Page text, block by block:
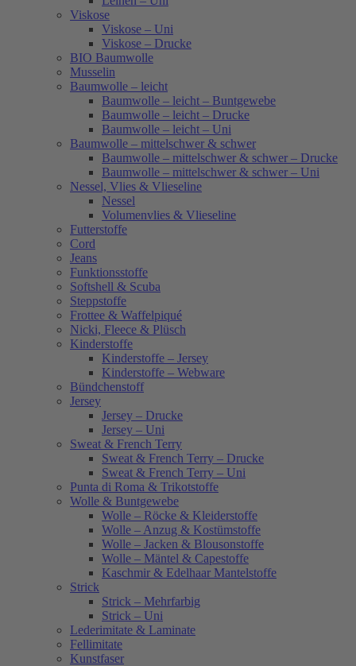
Viskose
Viskose – Uni
Viskose – Drucke
BIO Baumwolle
Musselin
Baumwolle – leicht
Baumwolle – leicht – Buntgewebe
Baumwolle – leicht – Drucke
Baumwolle – leicht – Uni
Baumwolle – mittelschwer & schwer
Baumwolle – mittelschwer & schwer – Drucke
Baumwolle – mittelschwer & schwer – Uni
Nessel, Vlies & Vlieseline
Nessel
Volumenvlies & Vlieseline
Futterstoffe
Cord
Jeans
Funktionsstoffe
Softshell & Scuba
Steppstoffe
Frottee & Waffelpiqué
Nicki, Fleece & Plüsch
Kinderstoffe
Kinderstoffe – Jersey
Kinderstoffe – Webware
Bündchenstoff
Jersey
Jersey – Drucke
Jersey – Uni
Sweat & French Terry
Sweat & French Terry – Drucke
Sweat & French Terry – Uni
Punta di Roma & Trikotstoffe
Wolle & Buntgewebe
Wolle – Röcke & Kleiderstoffe
Wolle – Anzug & Kostümstoffe
Wolle – Jacken & Blousonstoffe
Wolle – Mäntel & Capestoffe
Kaschmir & Edelhaar Mantelstoffe
Strick
Strick – Mehrfarbig
Strick – Uni
Lederimitate & Laminate
Fellimitate
Kunstfaser